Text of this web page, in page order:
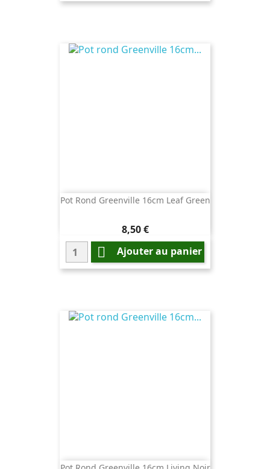
Pot Rond Greenville 16cm Leaf Green
Prix
8,50 €
 Ajouter au panier